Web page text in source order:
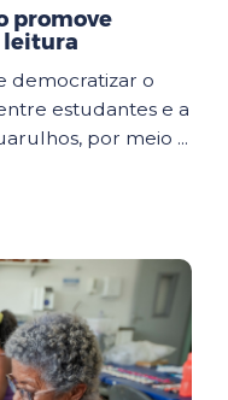
promove
leitura
democratizar o
estudantes e a
por meio ...